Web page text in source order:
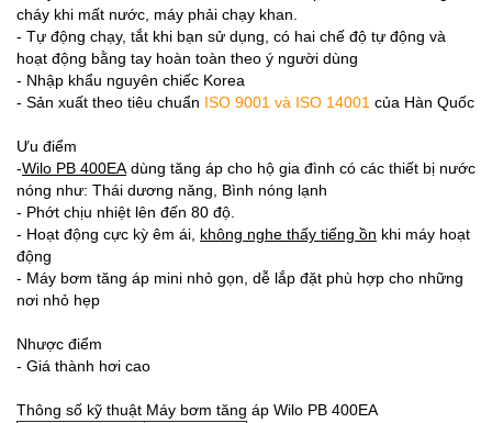
cháy khi mất nước, máy phải chạy khan.
- Tự động chạy, tắt khi bạn sử dụng, có hai chế độ tự động và
hoạt động bằng tay hoàn toàn theo ý người dùng
- Nhập khẩu nguyên chiếc Korea
- Sản xuất theo tiêu chuẩn ISO 9001 và ISO 14001 của Hàn Quốc
Ưu điểm
-Wilo PB 400EA dùng tăng áp cho hộ gia đình có các thiết bị nước
nóng như: Thái dương năng, Bình nóng lạnh
- Phớt chịu nhiệt lên đến 80 độ.
- Hoạt động cực kỳ êm ái, không nghe thấy tiếng ồn khi máy hoạt
động
- Máy bơm tăng áp mini nhỏ gọn, dễ lắp đặt phù hợp cho những
nơi nhỏ hẹp
Nhược điểm
- Giá thành hơi cao
Thông số kỹ thuật Máy bơm tăng áp Wilo PB 400EA